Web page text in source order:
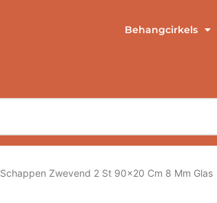
Behangcirkels
Schappen Zwevend 2 St 90×20 Cm 8 Mm Glas